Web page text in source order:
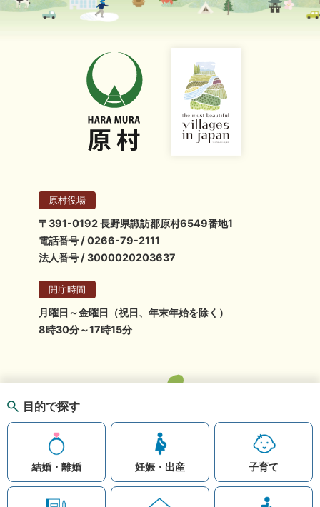
目的で探す
結婚・離婚 妊娠・出産 子育て
原村役場
〒391-0192 長野県諏訪郡原村6549番地1
電話番号 / 0266-79-2111
法人番号 / 3000020203637
開庁時間
月曜日～金曜日（祝日、年末年始を除く）
8時30分～17時15分